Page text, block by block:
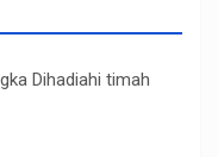
Dihadiahi timah